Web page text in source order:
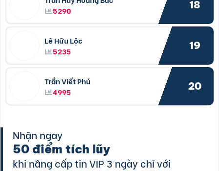
5290
18
Lê Hữu Lộc
5235
19
Trần Viết Phú
4995
20
Nhận ngay
50 điểm tích lũy
khi nâng cấp tin VIP 3 ngày chỉ với